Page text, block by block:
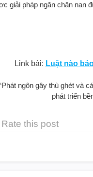
giải pháp ngăn chặn nạn
Link bài: Luật nào
ngôn gây thù ghét và
phát triển
Rate this post